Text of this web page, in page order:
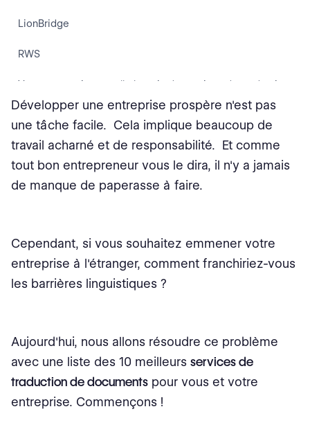
LionBridge
RWS
Votre entreprise a-t-elle besoin de services de traduction
certifiés ?
Développer une entreprise prospère n'est pas
une tâche facile. Cela implique beaucoup de
travail acharné et de responsabilité. Et comme
tout bon entrepreneur vous le dira, il n'y a jamais
de manque de paperasse à faire.
Cependant, si vous souhaitez emmener votre
entreprise à l'étranger, comment franchiriez-vous
les barrières linguistiques ?
Aujourd'hui, nous allons résoudre ce problème
avec une liste des 10 meilleurs services de
traduction de documents pour vous et votre
entreprise. Commençons !